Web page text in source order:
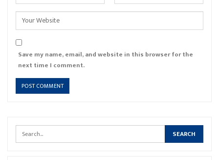
Save my name, email, and website in this browser for the
next time I comment.